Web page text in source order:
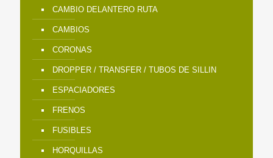
CAMBIO DELANTERO RUTA
CAMBIOS
CORONAS
DROPPER / TRANSFER / TUBOS DE SILLIN
ESPACIADORES
FRENOS
FUSIBLES
HORQUILLAS